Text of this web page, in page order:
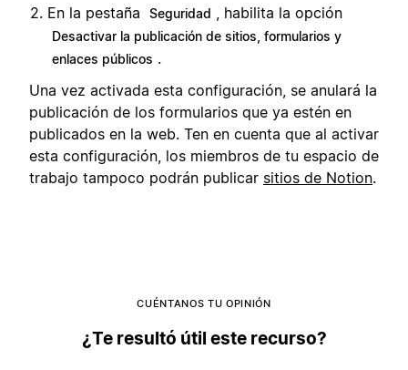
En la pestaña
Seguridad , habilita la opción
Desactivar la publicación de sitios, formularios y
enlaces públicos .
Una vez activada esta configuración, se anulará la
publicación de los formularios que ya estén en
publicados en la web. Ten en cuenta que al activar
esta configuración, los miembros de tu espacio de
trabajo tampoco podrán publicar sitios de Notion.
CUÉNTANOS TU OPINIÓN
¿Te resultó útil este recurso?